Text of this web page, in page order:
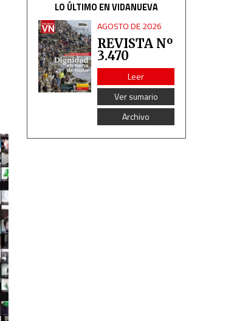
LO ÚLTIMO EN VIDANUEVA
AGOSTO DE 2026
REVISTA Nº
3.470
Leer
Ver sumario
Archivo